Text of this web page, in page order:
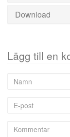
Download
Lägg till en
Namn
post
Kommentar